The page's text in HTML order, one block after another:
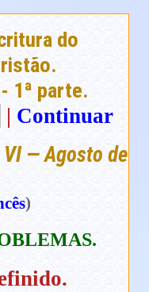
do
1ª parte.
| Continuar
— Agosto de
)